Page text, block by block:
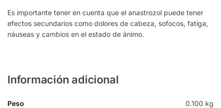
Es importante tener en cuenta que el anastrozol puede tener
efectos secundarios como dolores de cabeza, sofocos, fatiga,
náuseas y cambios en el estado de ánimo.
Información adicional
Peso 0.100 kg